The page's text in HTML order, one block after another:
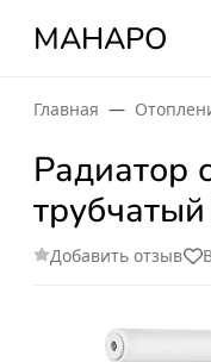
МАНАРО
Главная
Радиатор
Добавить отзыв